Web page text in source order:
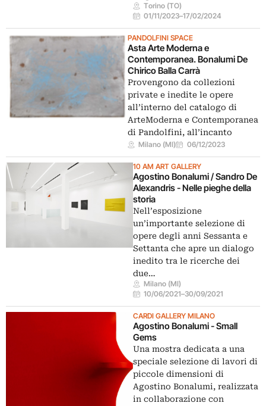
Torino (TO)
01/11/2023–17/02/2024
PANDOLFINI SPACE
Asta Arte Moderna e
Contemporanea. Bonalumi De
Chirico Balla Carrà
Provengono da collezioni
private e inedite le opere
all’interno del catalogo di
ArteModerna e Contemporanea
di Pandolfini, all’incanto
Milano (MI) 06/12/2023
10 AM ART GALLERY
Agostino Bonalumi / Sandro De
Alexandris - Nelle pieghe della
storia
Nell’esposizione
un’importante selezione di
opere degli anni Sessanta e
Settanta che apre un dialogo
inedito tra le ricerche dei
due…
Milano (MI)
10/06/2021–30/09/2021
CARDI GALLERY MILANO
Agostino Bonalumi - Small
Gems
Una mostra dedicata a una
speciale selezione di lavori di
piccole dimensioni di
Agostino Bonalumi, realizzata
in collaborazione con